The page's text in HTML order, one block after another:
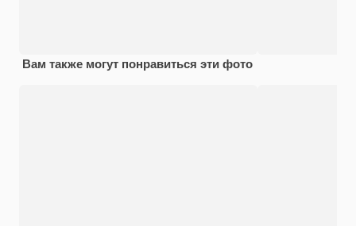
Вам также могут понравиться эти фото